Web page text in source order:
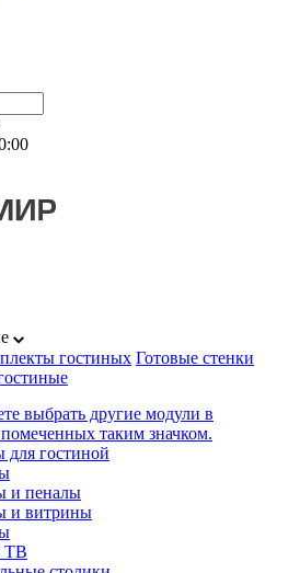
гостиных Готовые стенки
выбрать другие модули в
таким значком.
для гостиной
и пеналы
и витрины
ТВ